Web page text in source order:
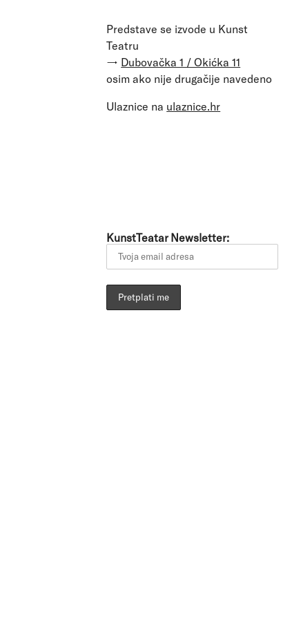
Predstave se izvode u Kunst
Teatru
→ Dubovačka 1 / Okićka 11
osim ako nije drugačije navedeno
Ulaznice na ulaznice.hr
KunstTeatar Newsletter: